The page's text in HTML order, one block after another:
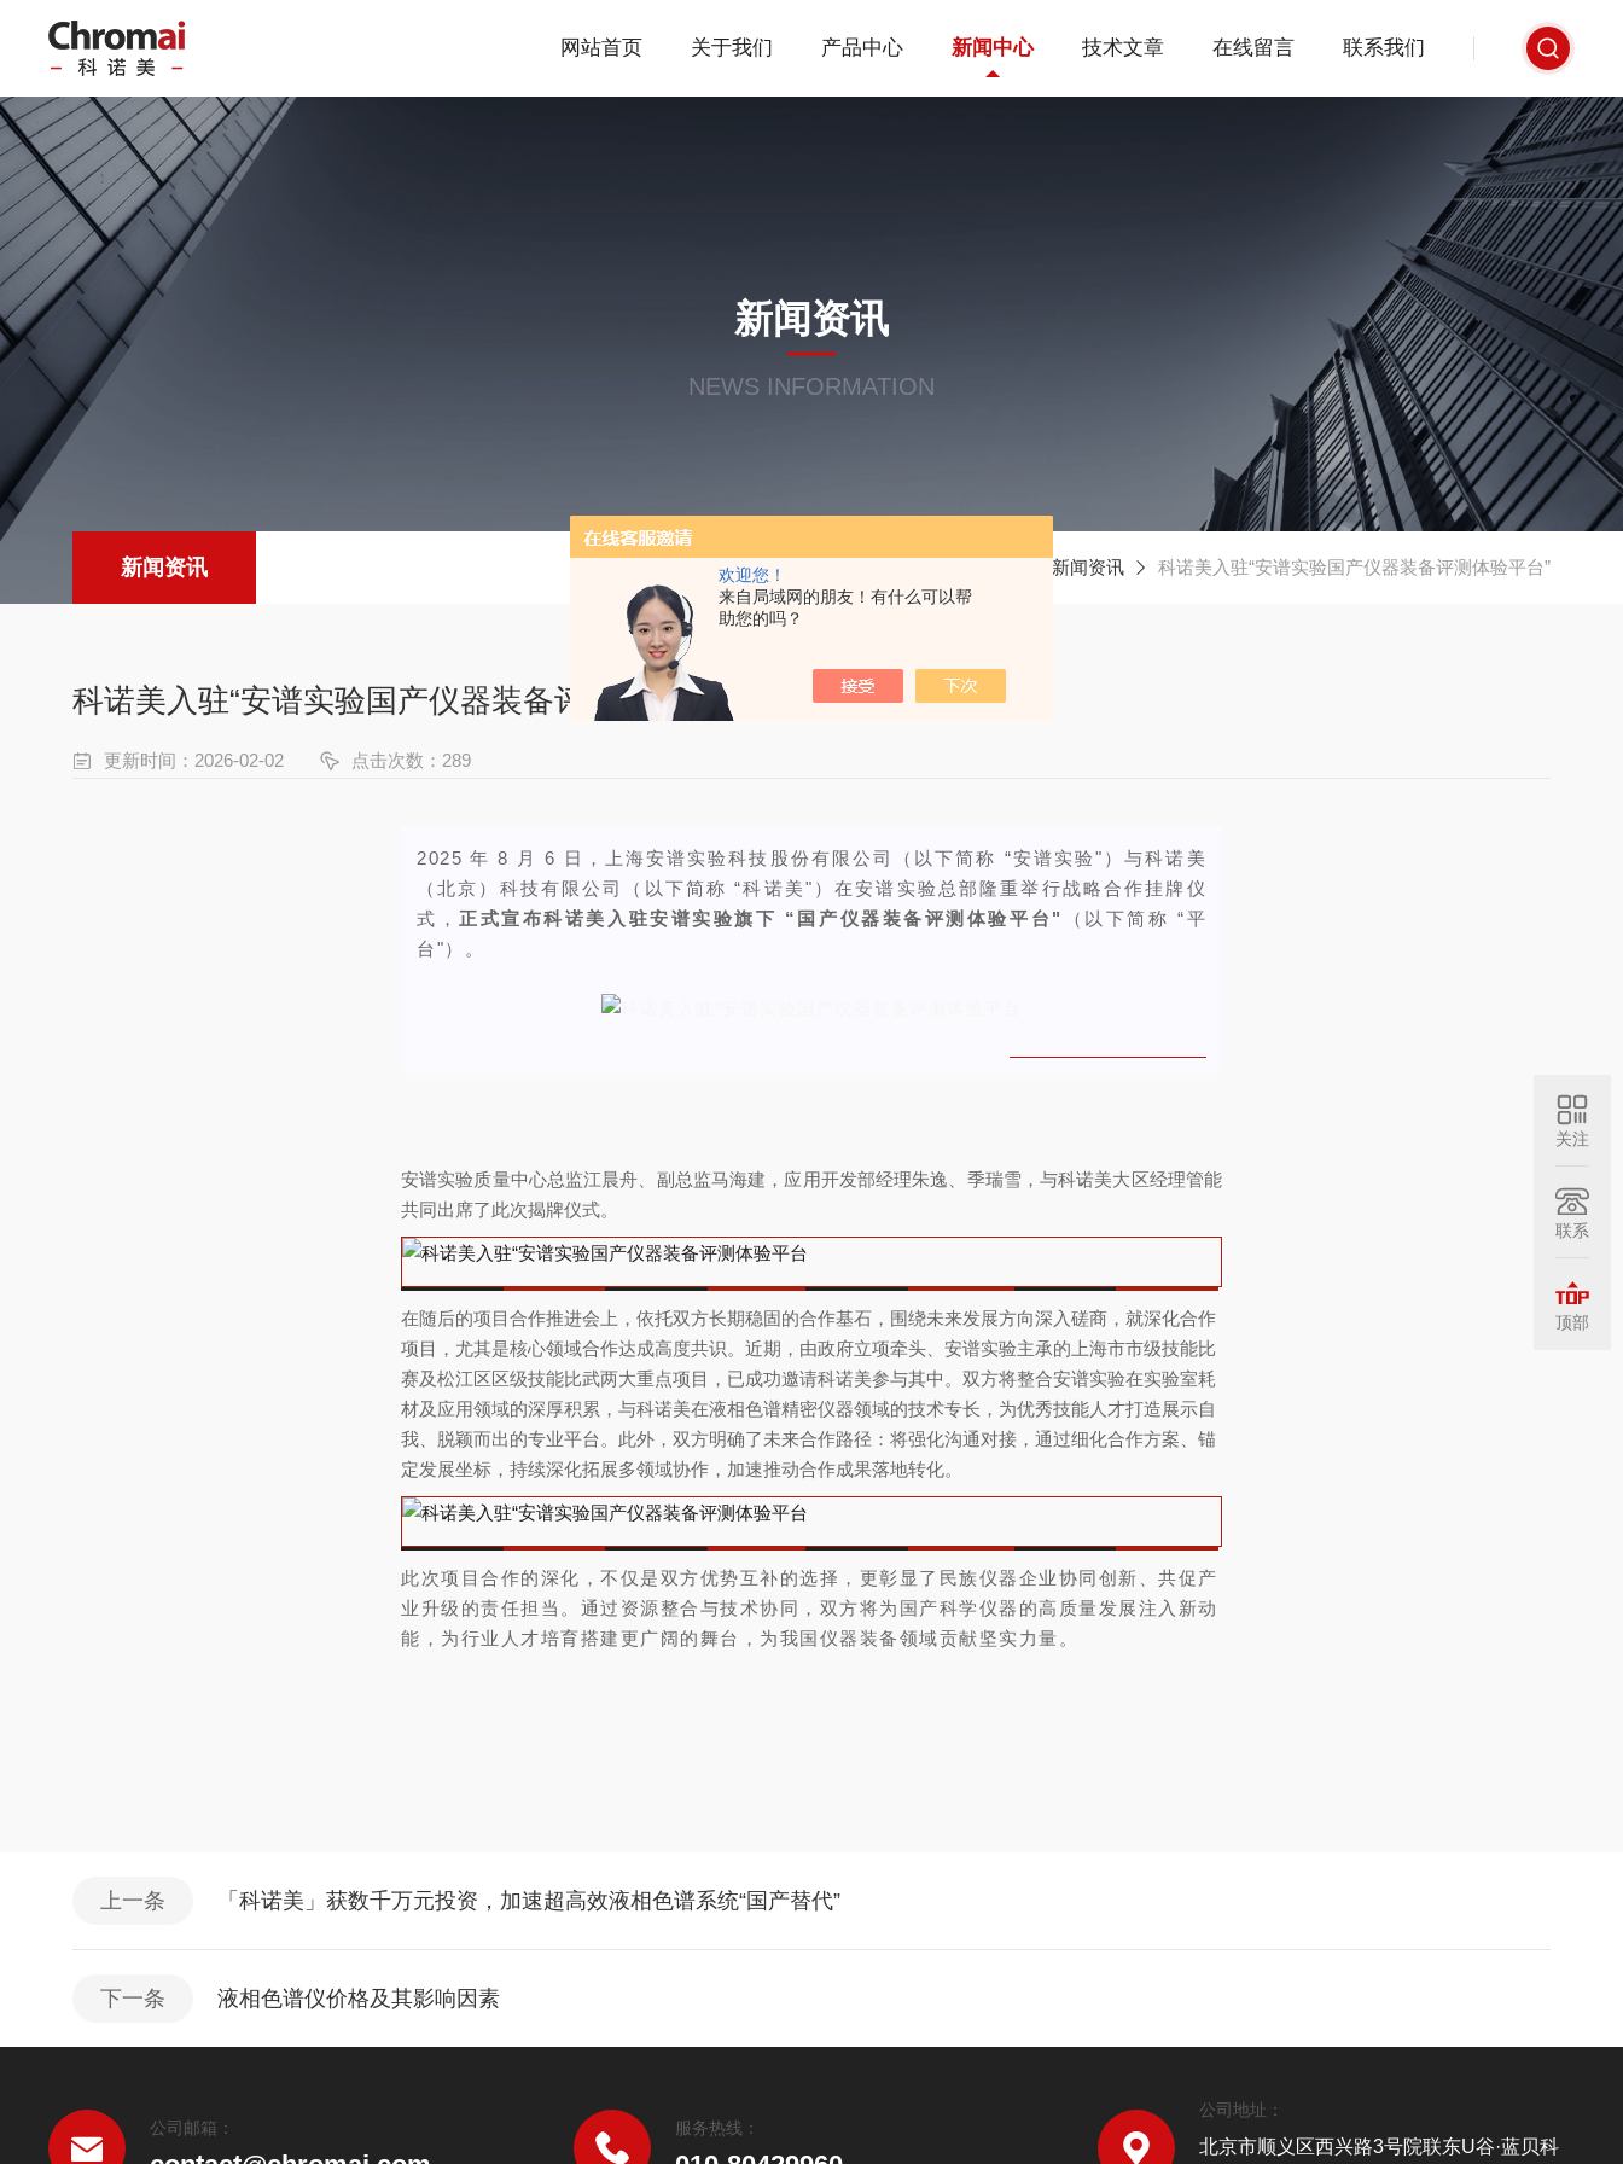
欢迎您！
来自局域网的朋友！有什么可以帮
助您的吗？
网站首页 关于我们 产品中心 新闻中心 技术文章 在线留言 联系我们
新闻资讯
NEWS INFORMATION
新闻资讯 新闻资讯 科诺美入驻“安谱实验国产仪器装备评测体验平台”
科诺美入驻“安谱实验国产仪器装备评测体验平台”
更新时间：2026-02-02 点击次数：289
2025 年 8 月 6 日，上海安谱实验科技股份有限公司（以下简称 “安谱实验"）与科诺美
（北京）科技有限公司（以下简称 “科诺美"）在安谱实验总部隆重举行战略合作挂牌仪
式， 正式宣布科诺美入驻安谱实验旗下 “国产仪器装备评测体验平台"
（以下简称 “平
台"）。
安谱实验质量中心总监江晨舟、副总监马海建，应用开发部经理朱逸、季瑞雪，与科诺美大区经理管能
共同出席了此次揭牌仪式。
在随后的项目合作推进会上， 依托双方长期稳固的合作基石，围绕未来发展方向深入磋商，就深化合作
项目，尤其是核心领域合作达成高度共识。近期，由政府立项牵头、安谱实验主承的上海市市级技能比
赛及松江区区级技能比武两大重点项目，已成功邀请科诺美参与其中。 双方将整合安谱实验在实验室耗
材及应用领域的深厚积累，与科诺美在液相色谱精密仪器领域的技术专长，为优秀技能人才打造展示自
我、脱颖而出的专业平台。此外，双方明确了未来合作路径：将强化沟通对接，通过细化合作方案、锚
定发展坐标，持续深化拓展多领域协作，加速推动合作成果落地转化。
此次项目合作的深化，不仅是双方优势互补的选择，更彰显了民族仪器企业协同创新、共促产
业升级的责任担当。通过资源整合与技术协同，双方将为国产科学仪器的高质量发展注入新动
能，为行业人才培育搭建更广阔的舞台，为我国仪器装备领域贡献坚实力量。
上一条 「科诺美」获数千万元投资，加速超高效液相色谱系统“国产替代”
下一条 液相色谱仪价格及其影响因素
公司邮箱： 服务热线：
公司地址：
北京市顺义区西兴路3号院联东U谷·蓝贝科
关注
联系
顶部